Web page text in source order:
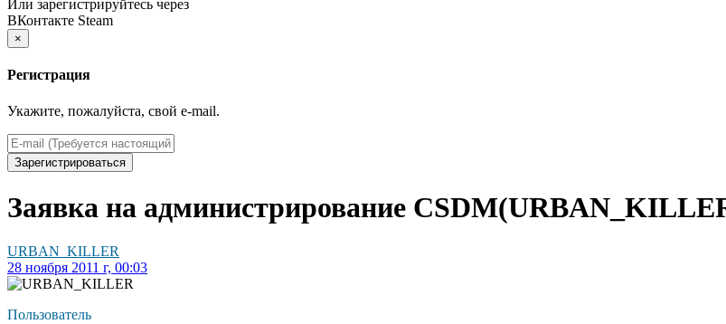
Или зарегистрируйтесь через
ВКонтакте Steam
×
Регистрация
Укажите, пожалуйста, свой e-mail.
Зарегистрироваться
Заявка на администрирование
URBAN_KILLER
28 ноября 2011 г, 00:03
Пользователь